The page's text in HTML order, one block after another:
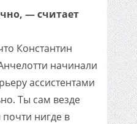
— считает
Константин
начинали
ассистентами
Ты сам везде
нигде в